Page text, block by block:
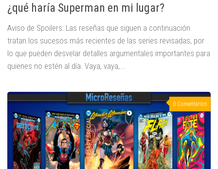
¿qué haría Superman en mi lugar?
Aviso de Spoilers: Las reseñas que siguen a continuación
tratan los sucesos más recientes de las series revisadas, por
lo que pueden desvelar detalles argumentales importantes para
quienes no estén al día. Vaya, vaya,...
0 Comentarios